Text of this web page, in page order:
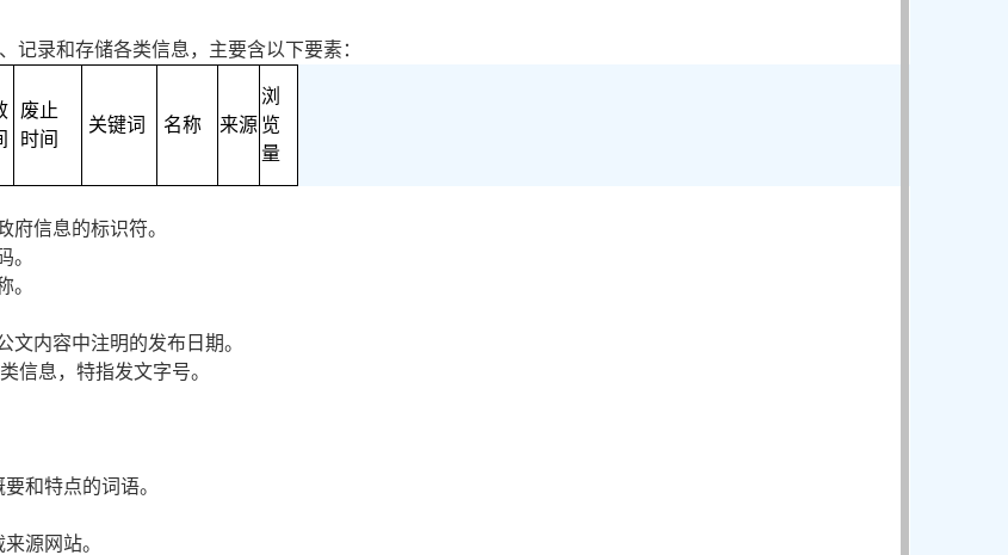
记录和存储各类信息，主要含以下要素：
废止
时间
关键词 名称 来源
浏
览
量
府信息的标识符。
。
。
内容中注明的发布日期。
信息，特指发文字号。
和特点的词语。
源网站。